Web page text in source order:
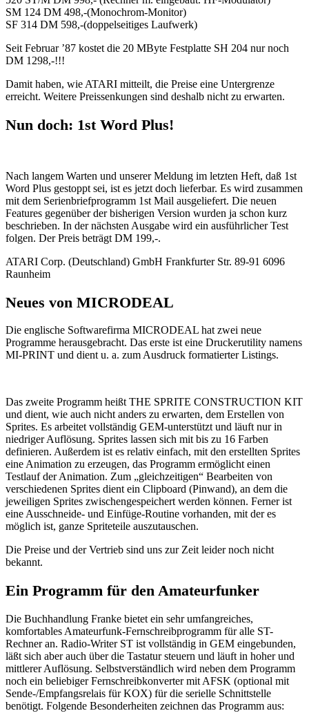
SM 124 DM 498,-(Monochrom-Monitor)
SF 314 DM 598,-(doppelseitiges Laufwerk)
Seit Februar ’87 kostet die 20 MByte Festplatte SH 204 nur noch
DM 1298,-!!!
Damit haben, wie ATARI mitteilt, die Preise eine Untergrenze
erreicht. Weitere Preissenkungen sind deshalb nicht zu erwarten.
Nun doch: 1st Word Plus!
Nach langem Warten und unserer Meldung im letzten Heft, daß 1st
Word Plus gestoppt sei, ist es jetzt doch lieferbar. Es wird zusammen
mit dem Serienbriefprogramm 1st Mail ausgeliefert. Die neuen
Features gegenüber der bisherigen Version wurden ja schon kurz
beschrieben. In der nächsten Ausgabe wird ein ausführlicher Test
folgen. Der Preis beträgt DM 199,-.
ATARI Corp. (Deutschland) GmbH Frankfurter Str. 89-91 6096
Raunheim
Neues von MICRODEAL
Die englische Softwarefirma MICRODEAL hat zwei neue
Programme herausgebracht. Das erste ist eine Druckerutility namens
MI-PRINT und dient u. a. zum Ausdruck formatierter Listings.
Das zweite Programm heißt THE SPRITE CONSTRUCTION KIT
und dient, wie auch nicht anders zu erwarten, dem Erstellen von
Sprites. Es arbeitet vollständig GEM-unterstützt und läuft nur in
niedriger Auflösung. Sprites lassen sich mit bis zu 16 Farben
definieren. Außerdem ist es relativ einfach, mit den erstellten Sprites
eine Animation zu erzeugen, das Programm ermöglicht einen
Testlauf der Animation. Zum „gleichzeitigen“ Bearbeiten von
verschiedenen Sprites dient ein Clipboard (Pinwand), an dem die
jeweiligen Sprites zwischengespeichert werden können. Ferner ist
eine Ausschneide- und Einfüge-Routine vorhanden, mit der es
möglich ist, ganze Spriteteile auszutauschen.
Die Preise und der Vertrieb sind uns zur Zeit leider noch nicht
bekannt.
Ein Programm für den Amateurfunker
Die Buchhandlung Franke bietet ein sehr umfangreiches,
komfortables Amateurfunk-Fernschreibprogramm für alle ST-
Rechner an. Radio-Writer ST ist vollständig in GEM eingebunden,
läßt sich aber auch über die Tastatur steuern und läuft in hoher und
mittlerer Auflösung. Selbstverständlich wird neben dem Programm
noch ein beliebiger Fernschreibkonverter mit AFSK (optional mit
Sende-/Empfangsrelais für KOX) für die serielle Schnittstelle
benötigt. Folgende Besonderheiten zeichnen das Programm aus: